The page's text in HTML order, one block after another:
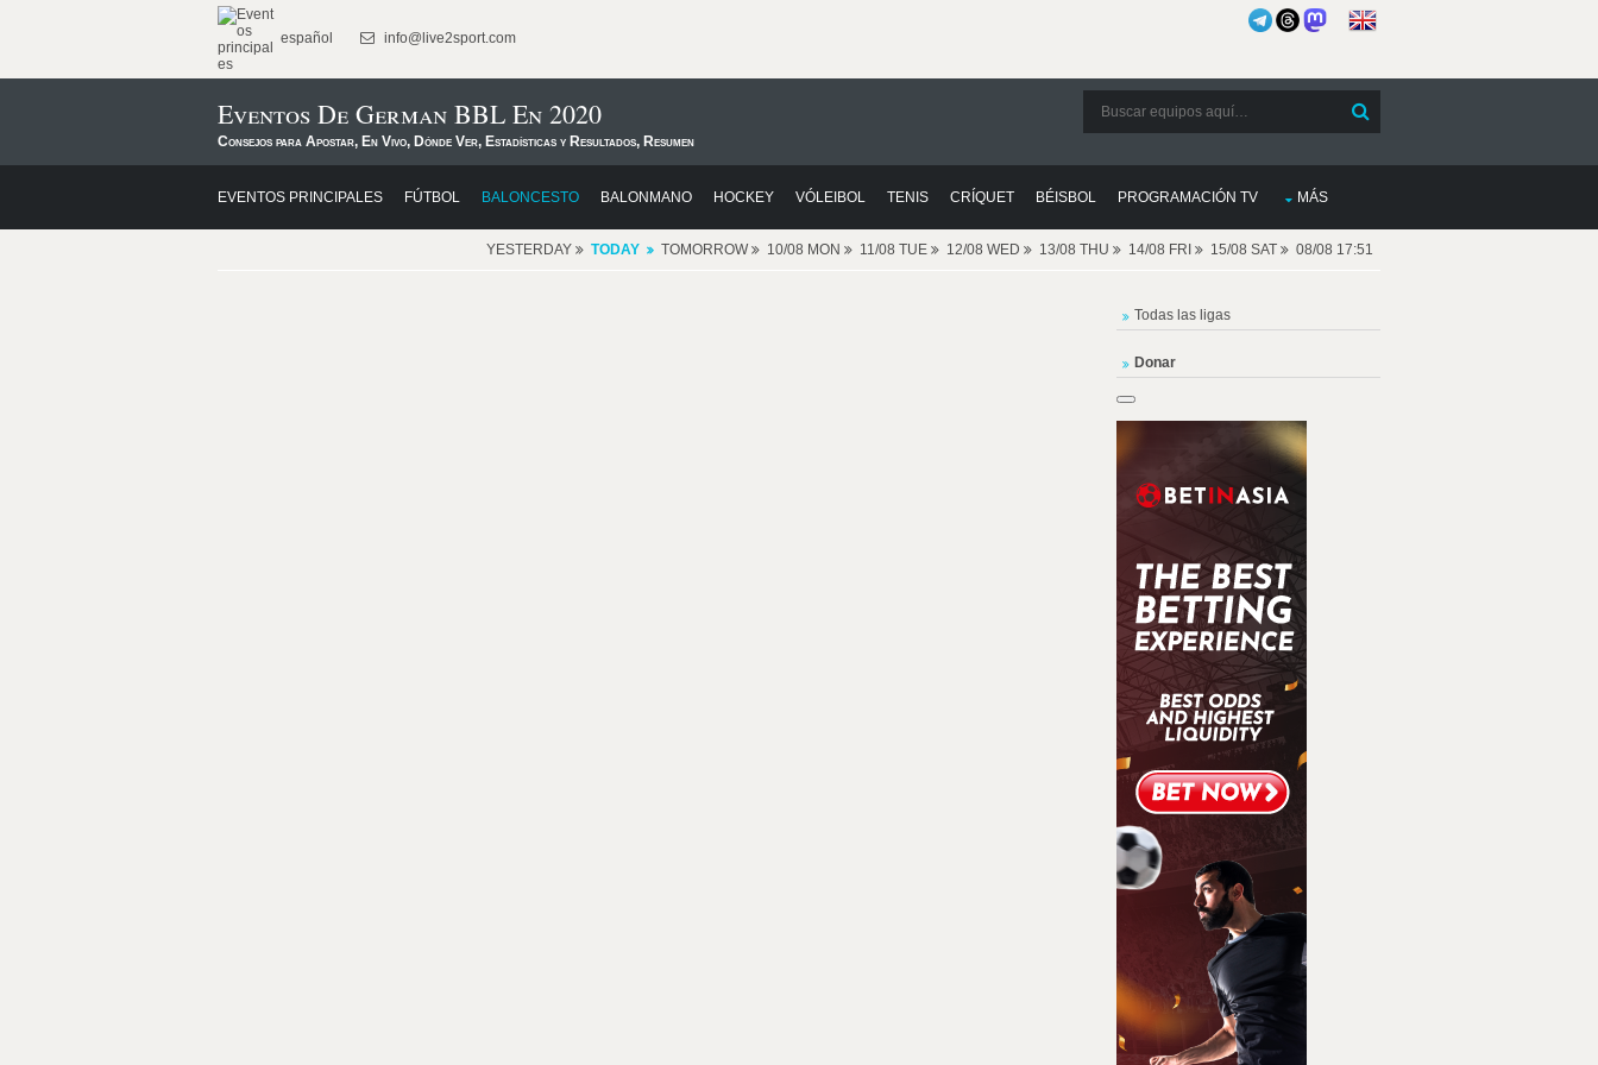
español info@live2sport.com
Eventos De German BBL En 2020
Consejos para Apostar, En Vivo, Dónde Ver, Estadísticas y Resultados, Resumen
EVENTOS PRINCIPALES FÚTBOL BALONCESTO BALONMANO HOCKEY VÓLEIBOL TENIS CRÍQUET BÉISBOL PROGRAMACIÓN TV MÁS
YESTERDAY TODAY TOMORROW 10/08 MON 11/08 TUE 12/08 WED 13/08 THU 14/08 FRI 15/08 SAT 08/08 17:51
Todas las ligas
Donar